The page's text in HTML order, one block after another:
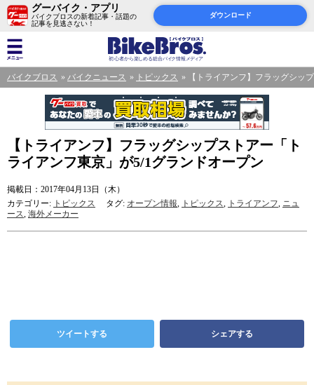
グーバイク・アプリ
バイクブロスの新着記事・話題の
記事を見逃さない！
ダウンロード
バイクブロス バイクニュース トピックス 【トライアンフ】フラッグシッ
【トライアンフ】フラッグシップストアー「ト
ライアンフ東京」が5/1グランドオープン
掲載日：2017年04月13日（木）
カテゴリー: トピックス タグ: オープン情報, トピックス, トライアンフ, ニュ
ース, 海外メーカー
ツイートする シェアする